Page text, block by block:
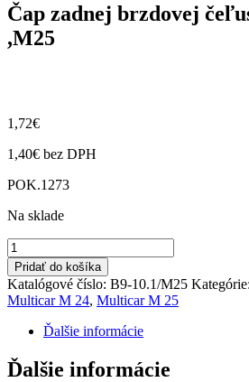
Čap zadnej brzdovej
,M25
1,72€
1,40€ bez DPH
POK.1273
Na sklade
množstvo
Čap
zadnej
brzdovej
čeľusti
M22,
,M25
Pridať do košíka
Katalógové číslo: B9-10.1/M25 Kategórie:
Multicar M 24, Multicar M 25
Ďalšie informácie
Ďalšie informácie